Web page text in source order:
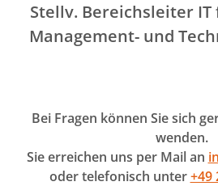
Stellv. Bereichsleiter
Management- und
Bei Fragen können Sie sich
wenden.
Sie erreichen uns per Mail an
oder telefonisch unter+49